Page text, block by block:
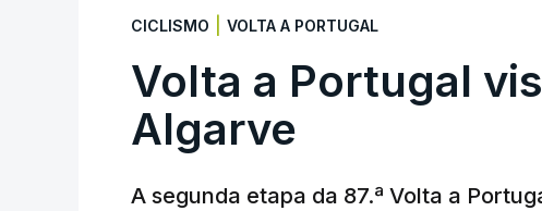
CICLISMO VOLTA A PORTUGAL
Volta a Portugal
Algarve
A segunda etapa da 87.ª Volta a